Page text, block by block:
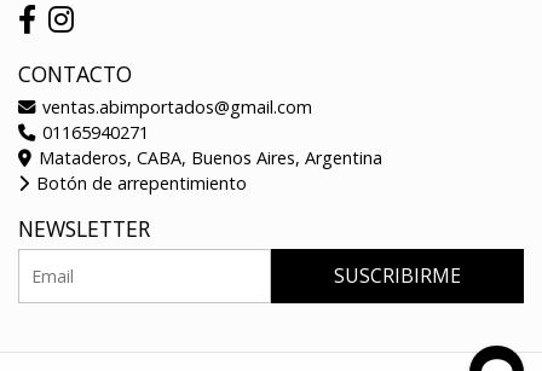
CONTACTO
ventas.abimportados@gmail.com
01165940271
Mataderos, CABA, Buenos Aires, Argentina
Botón de arrepentimiento
NEWSLETTER
SUSCRIBIRME